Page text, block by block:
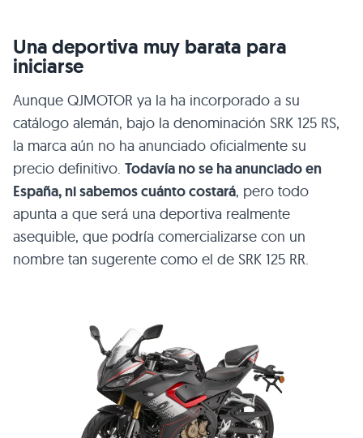
Una deportiva muy barata para
iniciarse
Aunque QJMOTOR ya la ha incorporado a su
catálogo alemán, bajo la denominación SRK 125 RS,
la marca aún no ha anunciado oficialmente su
precio definitivo. Todavía no se ha anunciado en
España, ni sabemos cuánto costará, pero todo
apunta a que será una deportiva realmente
asequible, que podría comercializarse con un
nombre tan sugerente como el de SRK 125 RR.